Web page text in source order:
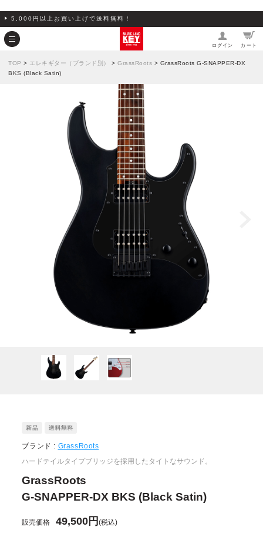
5,000円以上お買い上げで送料無料！
ログイン カート
TOP > エレキギター（ブランド別） > GrassRoots > GrassRoots G-SNAPPER-DX
BKS (Black Satin)
ブランド : GrassRoots
ハードテイルタイプブリッジを採用したタイトなサウンド。
GrassRoots
G-SNAPPER-DX BKS (Black Satin)
販売価格 49,500円(税込)